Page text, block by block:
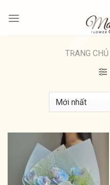
qua
TRANG CHỦ